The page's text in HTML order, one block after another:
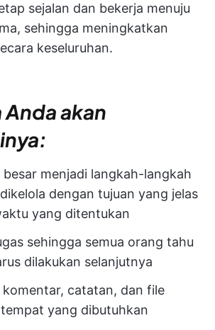
sejalan dan bekerja menuju
sehingga meningkatkan
keseluruhan.
akan
menjadi langkah-langkah
dengan tujuan yang jelas
yang ditentukan
sehingga semua orang tahu
dilakukan selanjutnya
catatan, dan file
yang dibutuhkan